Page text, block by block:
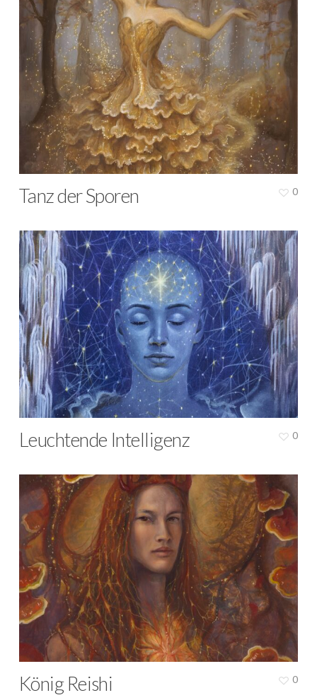
Tanz der Sporen 0
Leuchtende Intelligenz 0
König Reishi 0